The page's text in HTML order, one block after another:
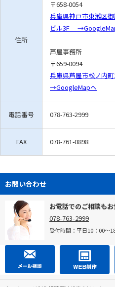
住所
〒658-0054
兵庫県神戸市東灘区
ビル3F
芦屋事務所
〒659-0094
兵庫県芦屋市松ノ内
→GoogleMapへ
電話番号 078-763-2999
FAX 078-761-0898
お問い合わせ
お電話でのご相談も
078-763-2999
受付時間：平日10：00～